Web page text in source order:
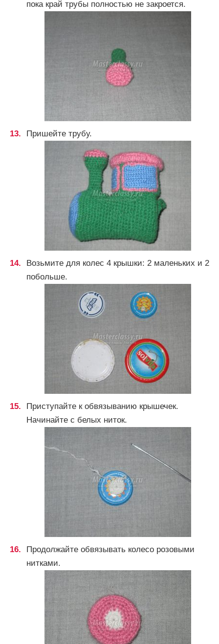
пока край трубы полностью не закроется.
Пришейте трубу.
Возьмите для колес 4 крышки: 2 маленьких и 2
побольше.
Приступайте к обвязыванию крышечек.
Начинайте с белых ниток.
Продолжайте обвязывать колесо розовыми
нитками.